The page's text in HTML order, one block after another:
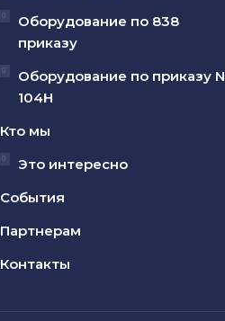
Оборудование по 838
приказу
Оборудование по приказу N
104Н
Кто мы
Это интересно
События
Партнерам
Контакты